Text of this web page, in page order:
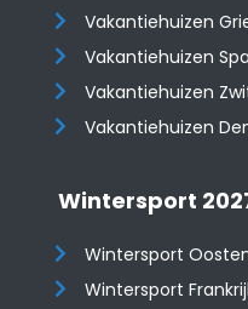
Vakantiehuizen
Vakantiehuizen
​​​​​​​Vakantiehuizen
Vakantiehuizen
Wintersport
Wintersport
Wintersport